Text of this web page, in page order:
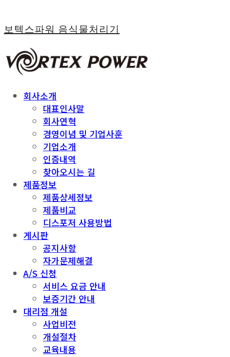
보텍스파워 음식물처리기
회사소개
대표인사말
회사연혁
경영이념 및 기업사훈
기업소개
인증내역
찾아오시는 길
제품정보
제품상세정보
제품비교
디스포저 사용방법
게시판
공지사항
자가문제해결
A/S 신청
서비스 요금 안내
보증기간 안내
대리점 개설
사업비전
개설절차
교육내용